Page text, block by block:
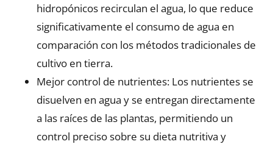
hidropónicos recirculan el agua, lo que reduce
significativamente el consumo de agua en
comparación con los métodos tradicionales de
cultivo en tierra.
Mejor control de nutrientes: Los nutrientes se
disuelven en agua y se entregan directamente
a las raíces de las plantas, permitiendo un
control preciso sobre su dieta nutritiva y